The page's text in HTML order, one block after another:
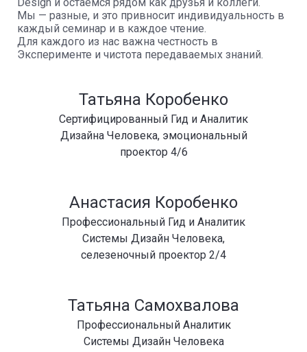
Мы — разные, и это привносит индивидуальность в
каждый семинар и в каждое чтение.
Для каждого из нас важна честность в
Эксперименте и чистота передаваемых знаний.
Татьяна Коробенко
Сертифицированный Гид и Аналитик
Дизайна Человека, эмоциональный
проектор 4/6
Анастасия Коробенко
Профессиональный Гид и Аналитик
Системы Дизайн Человека,
селезеночный проектор 2/4
Татьяна Самохвалова
Профессиональный Аналитик
Системы Дизайн Человека